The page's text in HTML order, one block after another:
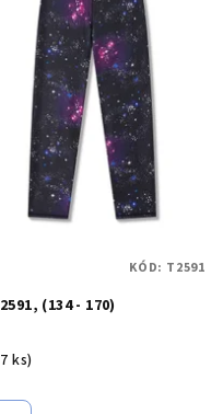
(134 - 170)
ks)
KÓD: T2591